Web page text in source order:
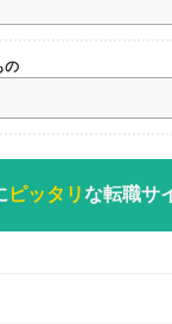
の
ピッタリな転職サ